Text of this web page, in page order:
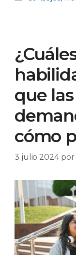
que
cómo
3 julio 2024 por